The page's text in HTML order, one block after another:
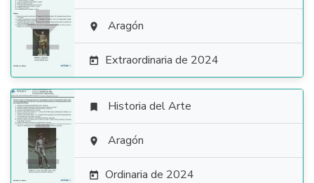
  Aragón
 Extraordinaria de 2024

 Historia del Arte
 Aragón
 Ordinaria de 2024